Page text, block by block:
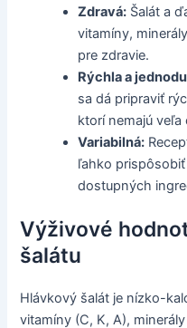
Zdravá: Šalát a
vitamíny,
pre zdravie.
Rýchla a
sa dá pripraviť
ktorí nemajú veľa
Variabilná:
ľahko
dostupných
Výživové
šalátu
Hlávkový šalát je nízko-
vitamíny (C, K, A),